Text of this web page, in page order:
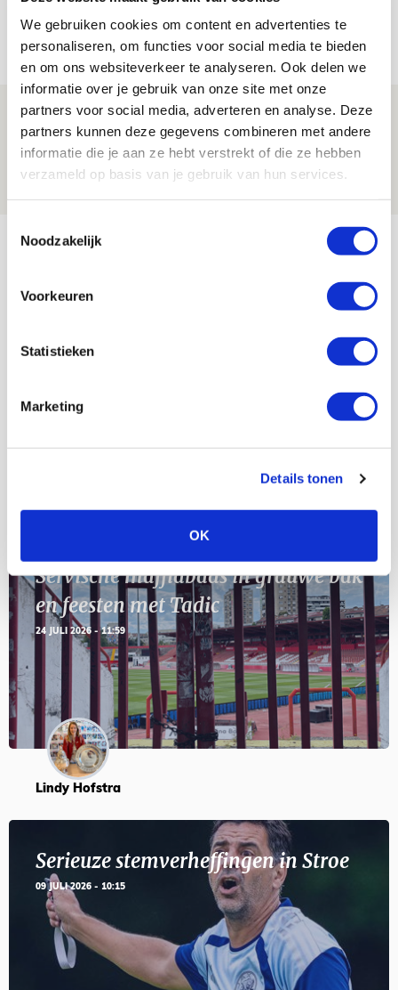
We gebruiken cookies om content en advertenties te
personaliseren, om functies voor social media te bieden
en om ons websiteverkeer te analyseren. Ook delen we
informatie over je gebruik van onze site met onze
partners voor social media, adverteren en analyse. Deze
partners kunnen deze gegevens combineren met andere
informatie die je aan ze hebt verstrekt of die ze hebben
verzameld op basis van je gebruik van hun services.
Noodzakelijk
Voorkeuren
Statistieken
Marketing
Details tonen
OK
jij aan nieuw eredivisieseizoen?
Spelen bij Jong Ajax of Ajax 1? Dat
maakt Abdalla ‘geen reet’ uit
Bekijk meer
AUG
11
Servische maffiabaas in grauwe bak
en feesten met Tadic
24 JULI 2026 - 11:59
Lindy Hofstra
Serieuze stemverheffingen in Stroe
09 JULI 2026 - 10:15